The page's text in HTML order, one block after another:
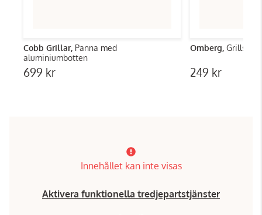
Cobb Grillar, Panna med
aluminiumbotten
699 kr
Omberg,
249 kr
Innehållet kan inte visas
Aktivera funktionella tredjepartstjänster